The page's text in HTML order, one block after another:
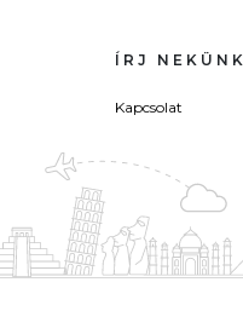
ÍRJ NEKÜNK
Kapcsolat